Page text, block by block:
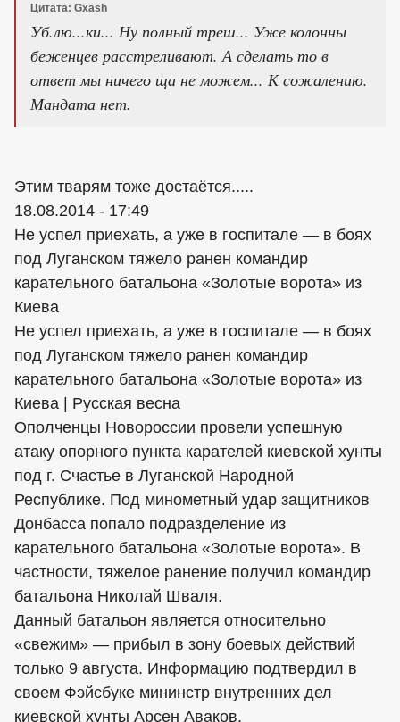
Цитата: Gxash
Уб.лю...ки... Ну полный треш... Уже колонны
беженцев расстреливают. А сделать то в
ответ мы ничего ща не можем... К сожалению.
Мандата нет.
Этим тварям тоже достаётся.....
18.08.2014 - 17:49
Не успел приехать, а уже в госпитале — в боях
под Луганском тяжело ранен командир
карательного батальона «Золотые ворота» из
Киева
Не успел приехать, а уже в госпитале — в боях
под Луганском тяжело ранен командир
карательного батальона «Золотые ворота» из
Киева | Русская весна
Ополченцы Новороссии провели успешную
атаку опорного пункта карателей киевской хунты
под г. Счастье в Луганской Народной
Республике. Под минометный удар защитников
Донбасса попало подразделение из
карательного батальона «Золотые ворота». В
частности, тяжелое ранение получил командир
батальона Николай Шваля.
Данный батальон является относительно
«свежим» — прибыл в зону боевых действий
только 9 августа. Информацию подтвердил в
своем Фэйсбуке мининстр внутренних дел
киевской хунты Арсен Аваков.